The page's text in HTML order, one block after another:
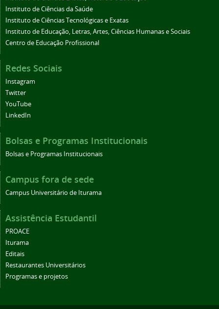
Instituto de Ciências da Saúde
Instituto de Ciências Tecnológicas e Exatas
Instituto de Educação, Letras, Artes, Ciências Humanas e Sociais
Centro de Educação Profissional
Redes Sociais
Instagram
Twitter
YouTube
LinkedIn
Bolsas e Programas Institucionais
Bolsas e Programas Institucionais
Campus fora de sede
Campus Universitário de Iturama
Assistência Estudantil
PROACE
Iturama
Editais
Restaurantes Universitários
Programas e projetos